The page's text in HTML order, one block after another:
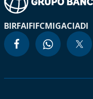
BIRFAIFIFCMIGACIADI